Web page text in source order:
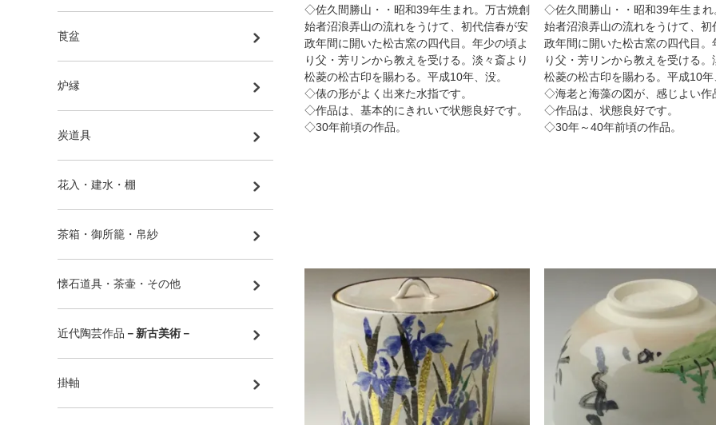
◇佐久間勝山・・昭和39年生まれ。万古焼創
始者沼浪弄山の流れをうけて、初代信春が安
政年間に開いた松古窯の四代目。年少の頃よ
り父・芳リンから教えを受ける。淡々斎より
松菱の松古印を賜わる。平成10年、没。
◇俵の形がよく出来た水指です。
◇作品は、基本的にきれいで状態良好です。
◇30年前頃の作品。
◇佐久間勝山・・昭和39年生まれ
始者沼浪弄山の流れをうけて、初
政年間に開いた松古窯の四代目。
り父・芳リンから教えを受ける。
松菱の松古印を賜わる。平成10年
◇海老と海藻の図が、感じよい作
◇作品は、状態良好です。
◇30年～40年前頃の作品。
莨盆
炉縁
炭道具
花入・建水・棚
茶箱・御所籠・帛紗
懐石道具・茶壷・その他
近代陶芸作品 －新古美術－
掛軸